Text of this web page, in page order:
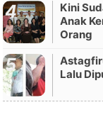
Kini
Anak
Orang
Lalu